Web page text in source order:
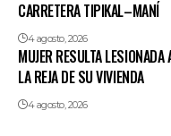
CARRETERA TIPIKAL–MANÍ
4 agosto, 2026
MUJER RESULTA
LA REJA DE SU VIVIENDA
4 agosto, 2026